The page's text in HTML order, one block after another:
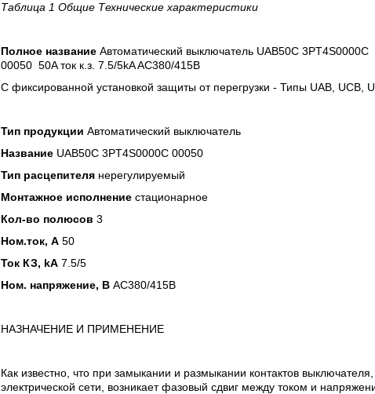
Таблица 1 Общие Технические характеристики
Полное названиеАвтоматический выключатель UAB50C 3PT4S0000C
00050 50A ток к.з. 7.5/5kA AC380/415В
С фиксированной установкой защиты от перегрузки - Типы UAB, UCB,
Тип продукции Автоматический выключатель
Название UAB50C 3PT4S0000C 00050
Тип расцепителя нерегулируемый
Монтажное исполнение стационарное
Кол-во полюсов 3
Ном.ток, А50
Ток КЗ, kA 7.5/5
Ном. напряжение, В AC380/415В
НАЗНАЧЕНИЕ И ПРИМЕНЕНИЕ
Как известно, что при замыкании и размыкании контактов выключателя,
электрической сети, возникает фазовый сдвиг между током и